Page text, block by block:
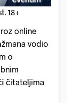
18+
online
vodio
o
čitateljima